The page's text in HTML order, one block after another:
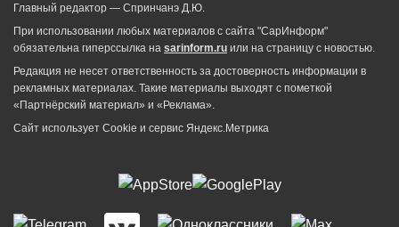
Главный редактор — Спринчанэ Д.Ю.
При использовании любых материалов с сайта "СарИнформ"
обязательна гиперссылка на sarinform.ru или на страницу с новостью.
Редакция не несет ответственность за достоверность информации в
рекламных материалах. Такие материалы выходят с пометкой
«Партнёрский материал» и «Реклама».
Сайт использует Cookie и сервиc Яндекс.Метрика